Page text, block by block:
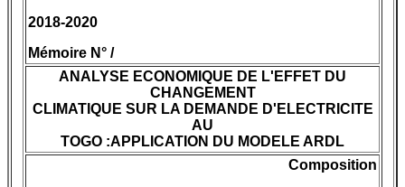
2018-2020
Mémoire N° /
ANALYSE ECONOMIQUE DE L'EFFET DU
CHANGEMENT
CLIMATIQUE SUR LA DEMANDE D'ELECTRICITE
AU
TOGO :APPLICATION DU MODELE ARDL
Composition